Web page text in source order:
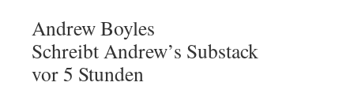
Andrew Boyles
Schreibt Andrew’s Substack
vor 5 Stunden